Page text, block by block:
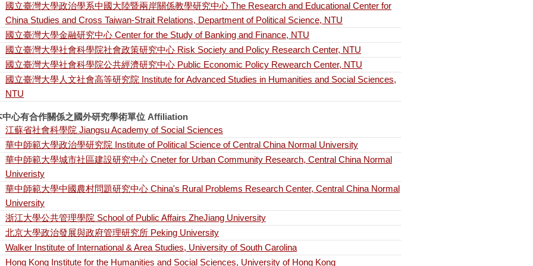
國立臺灣大學政治學系中國大陸暨兩岸關係教學研究中心 The Research and Educational Center for
China Studies and Cross Taiwan-Strait Relations, Department of Political Science, NTU
國立臺灣大學金融研究中心 Center for the Study of Banking and Finance, NTU
國立臺灣大學社會科學院社會政策研究中心 Risk Society and Policy Research Center, NTU
國立臺灣大學社會科學院公共經濟研究中心 Public Economic Policy Rewearch Center, NTU
國立臺灣大學人文社會高等研究院 Institute for Advanced Studies in Humanities and Social Sciences,
NTU
中心有合作關係之國外研究學術單位 Affiliation
江蘇省社會科學院 Jiangsu Academy of Social Sciences
華中師範大學政治學研究院 Institute of Political Science of Central China Normal University
華中師範大學城市社區建設研究中心 Cneter for Urban Community Research, Central China Normal
Univeristy
華中師範大學中國農村問題研究中心 China's Rural Problems Research Center, Central China Normal
University
浙江大學公共管理學院 School of Public Affairs ZheJiang University
北京大學政治發展與政府管理研究所 Peking University
Walker Institute of International & Area Studies, University of South Carolina
Hong Kong Institute for the Humanities and Social Sciences, University of Hong Kong